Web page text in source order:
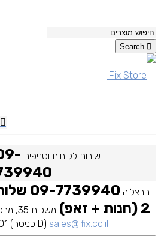
Search
שירות לקוחות וסניפים
הרצליה
09-
2 (חנות + זאפ)
משכית
2001 (כניסה D) sales@ifix.co.il